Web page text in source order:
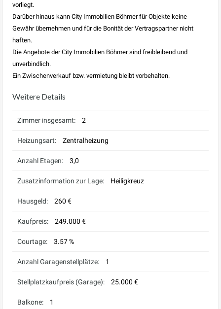
vorliegt.
Darüber hinaus kann City Immobilien Böhmer für Objekte keine
Gewähr übernehmen und für die Bonität der Vertragspartner nicht
haften.
Die Angebote der City Immobilien Böhmer sind freibleibend und
unverbindlich.
Ein Zwischenverkauf bzw. vermietung bleibt vorbehalten.
Weitere Details
Zimmer insgesamt: 2
Heizungsart: Zentralheizung
Anzahl Etagen: 3,0
Zusatzinformation zur Lage: Heiligkreuz
Hausgeld: 260 €
Kaufpreis: 249.000 €
Courtage: 3.57 %
Anzahl Garagenstellplätze: 1
Stellplatzkaufpreis (Garage): 25.000 €
Balkone: 1